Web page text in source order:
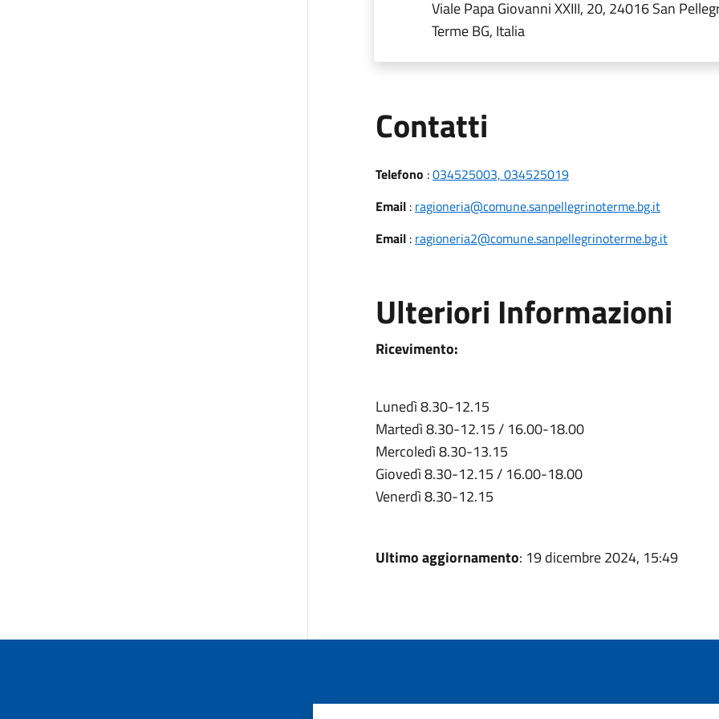
Viale Papa Giovanni XXIII, 20, 24016 San
Terme BG, Italia
Contatti
Telefono :034525003, 034525019
Email: ragioneria@comune.sanpellegrinoterme.bg.it
Email: ragioneria2@comune.sanpellegrinoterme.bg.it
Ulteriori Informazioni
Ricevimento:
Lunedì 8.30-12.15
Martedì 8.30-12.15 / 16.00-18.00
Mercoledì 8.30-13.15
Giovedì 8.30-12.15 / 16.00-18.00
Venerdì 8.30-12.15
Ultimo aggiornamento: 19 dicembre 2024, 15:49